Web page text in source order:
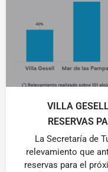
VILLA
RESERVAS
La Secretaría de
relevamiento que
reservas para el